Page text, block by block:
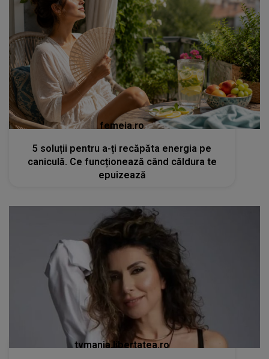
femeia.ro
5 soluții pentru a-ți recăpăta energia pe
caniculă. Ce funcționează când căldura te
epuizează
tvmania.libertatea.ro